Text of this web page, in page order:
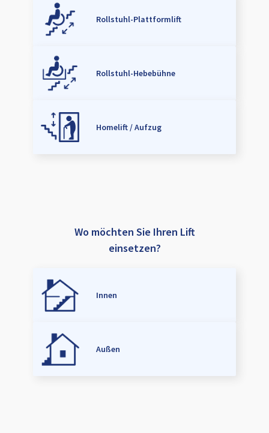
Rollstuhl-Plattformlift
Rollstuhl-Hebebühne
Homelift / Aufzug
Wo möchten Sie Ihren Lift
einsetzen?
Innen
Außen